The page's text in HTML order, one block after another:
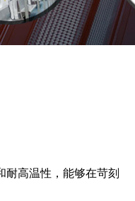
高温性，能够在苛刻